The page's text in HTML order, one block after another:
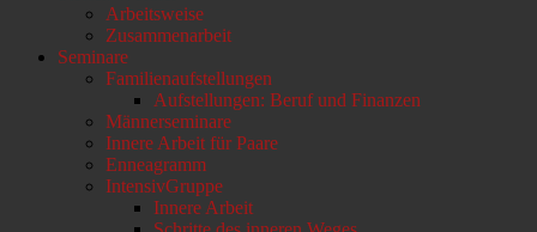
Arbeitsweise
Zusammenarbeit
Seminare
Familienaufstellungen
Aufstellungen: Beruf und Finanzen
Männerseminare
Innere Arbeit für Paare
Enneagramm
IntensivGruppe
Innere Arbeit